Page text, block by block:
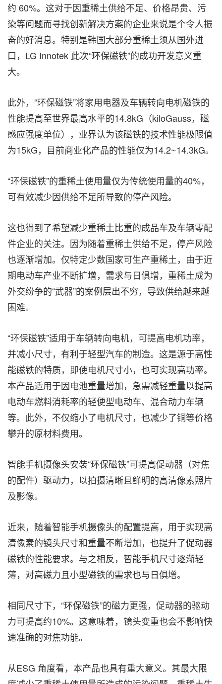
约 60%。这对于因重稀土供给不足、价格昂贵、污
染等问题而寻找创新解决方案的企业来说是个令人振
奋的好消息。特别是韩国大部分重稀土须从国外进
口，LG Innotek 此次“环保磁铁”的成功开发意义重
大。
此外，“环保磁铁”将家用电器及车辆转向电机磁铁的
性能提高至世界最高水平的14.8kG（kiloGauss，磁
感应强度单位） ， 业界认为该磁铁的技术性能极限值
为15kG，目前商业化产品的性能仅为14.2~14.3kG。
“环保磁铁”的重稀土使用量仅为传统使用量的40%，
可有效减少因供给不足所导致的停产风险。
这也得到了希望减少重稀土比重的成品车及车辆零配
件企业的关注。因为随着重稀土供给不足，停产风险
也逐渐增加。仅特定少数国家可生产重稀土，由于近
期电动车产业不断扩增，需求与日俱增，重稀土成为
外交纷争的“武器”的案例层出不穷，导致供给越来越
困难。
“环保磁铁”适用于车辆转向电机，可提高电机功率，
并减小尺寸，有利于轻型汽车的制造。这是源于高性
能磁铁的特质，即使电机尺寸小，也可实现高功率。
本产品适用于因电池重量增加，急需减轻重量以提高
电动车燃料消耗率的轻便型电动车、混合动力车辆
等。此外，不仅缩小了电机尺寸，也减少了铜等价格
攀升的原材料费用。
智能手机摄像头安装“环保磁铁”可提高促动器（对焦
的配件）驱动力，以拍摄清晰且鲜明的高清像素照片
及影像。
近来，随着智能手机摄像头的配置提高，用于实现高
清像素的镜头尺寸和重量不断增加，也提升了促动器
磁铁的性能要求。与之相反，智能手机尺寸逐渐轻
薄，对高磁力且小型磁铁的需求也与日俱增。
相同尺寸下，“环保磁铁”的磁力更强，促动器的驱动
力可提高约10%。这意味着，镜头变重也会不影响快
速准确的对焦功能。
从ESG 角度看，本产品也具有重大意义。其最大限